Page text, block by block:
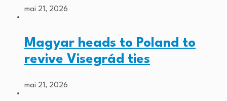
mai 21, 2026
Magyar heads to Poland to
revive Visegrád ties
mai 21, 2026